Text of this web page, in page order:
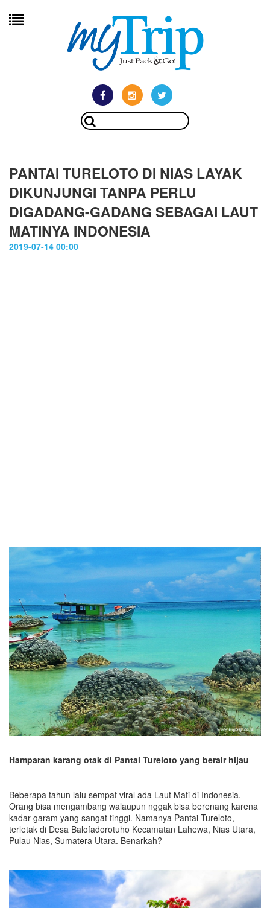
PANTAI TURELOTO DI NIAS LAYAK
DIKUNJUNGI TANPA PERLU
DIGADANG-GADANG SEBAGAI LAUT
MATINYA INDONESIA
2019-07-14 00:00
Hamparan karang otak di Pantai Tureloto yang berair hijau
Beberapa tahun lalu sempat viral ada Laut Mati di Indonesia.
Orang bisa mengambang walaupun nggak bisa berenang karena
kadar garam yang sangat tinggi. Namanya Pantai Tureloto,
terletak di Desa Balofadorotuho Kecamatan Lahewa, Nias Utara,
Pulau Nias, Sumatera Utara. Benarkah?